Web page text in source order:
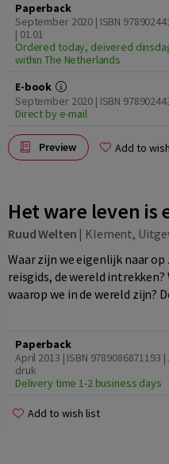
Paperback
September 2020 | ISBN
| 01.01
Ordered today, deivered
within The Netherlands
E-book
September 2020 | ISBN
Direct by e-mail
Preview Add to
Het ware leven is
Ruud Welten | Klement,
Waar zijn we eigenlijk naar
reisgids, de wereld
waarop we in de wereld zijn?
Paperback
April 2013 | ISBN 9789086871193 |
druk
Delivery time 1-2 business days
Add to wish list